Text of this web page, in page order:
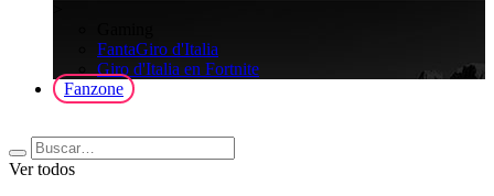
FantaGiro d'Italia
Giro d'Italia en Fortnite
Fanzone
Ver todos